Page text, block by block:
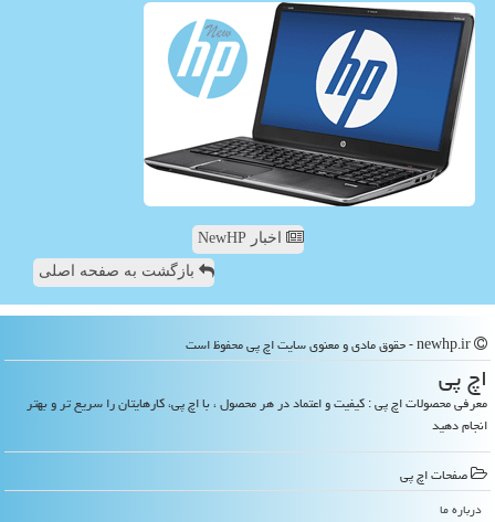
اخبار NewHP
بازگشت به صفحه اصلی
اچ پی
معرفی محصولات اچ پی : کیفیت و اعتماد در هر محصول ، با اچ پی، کارهایتان را سریع تر و بهتر
انجام دهید
صفحات اچ پی
درباره ما